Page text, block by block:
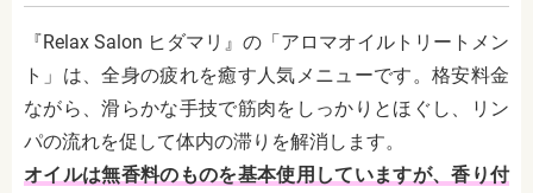
『Relax Salon ヒダマリ』の「アロマオイルトリートメン
ト」は、全身の疲れを癒す人気メニューです。格安料金
ながら、滑らかな手技で筋肉をしっかりとほぐし、リン
パの流れを促して体内の滞りを解消します。
オイルは無香料のものを基本使用していますが、香り付